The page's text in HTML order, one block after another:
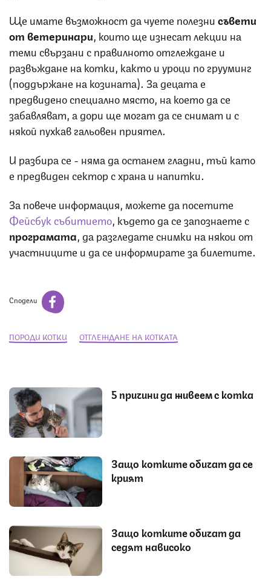
Ще имате възможност да чуете полезнисъвети
от ветеринари , които ще изнесат лекции на
теми свързани с правилното отглеждане и
развъждане на котки, както и уроци по грууминг
(поддържане на козината). За децата е
предвидено специално място, на което да се
забавляват, а дори ще могат да се снимат и с
някой пухкав гальовен приятел.
И разбира се - няма да останем гладни, тъй като
е предвиден сектор с храна и напитки.
За повече информация, можете да посетите
Фейсбук събитието , където да се запознаете с
програмата , да разгледате снимки на някои от
участниците и да се информирате за билетите.
Сподели
ПОРОДИ КОТКИ ОТГЛЕЖДАНЕ НА КОТКАТА
5 причини да живеем с котка
Защо котките обичат да се
крият
Защо котките обичат да
седят нависоко